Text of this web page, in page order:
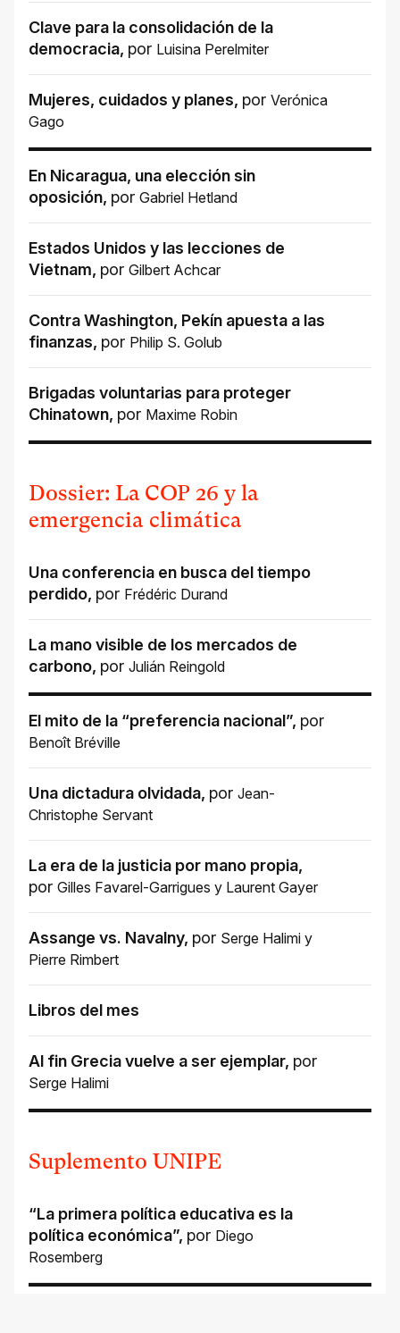
Clave para la consolidación de la
democracia, por Luisina Perelmiter
Mujeres, cuidados y planes, por Verónica
Gago
En Nicaragua, una elección sin
oposición, por Gabriel Hetland
Estados Unidos y las lecciones de
Vietnam, por Gilbert Achcar
Contra Washington, Pekín apuesta a las
finanzas, por Philip S. Golub
Brigadas voluntarias para proteger
Chinatown, por Maxime Robin
Dossier: La COP 26 y la
emergencia climática
Una conferencia en busca del tiempo
perdido, por Frédéric Durand
La mano visible de los mercados de
carbono, por Julián Reingold
El mito de la “preferencia nacional”, por
Benoît Bréville
Una dictadura olvidada, por Jean-
Christophe Servant
La era de la justicia por mano propia,
por Gilles Favarel-Garrigues y Laurent Gayer
Assange vs. Navalny, por Serge Halimi y
Pierre Rimbert
Libros del mes
Al fin Grecia vuelve a ser ejemplar, por
Serge Halimi
Suplemento UNIPE
“La primera política educativa es la
política económica”, por Diego
Rosemberg